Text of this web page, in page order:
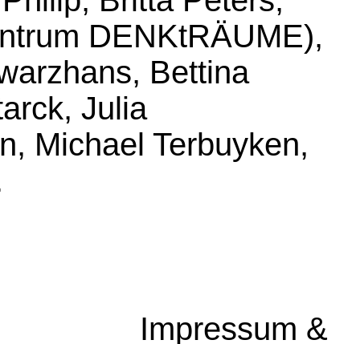
DENKtRÄUME),
Bettina
Julia
Michael Terbuyken,
Impressum &